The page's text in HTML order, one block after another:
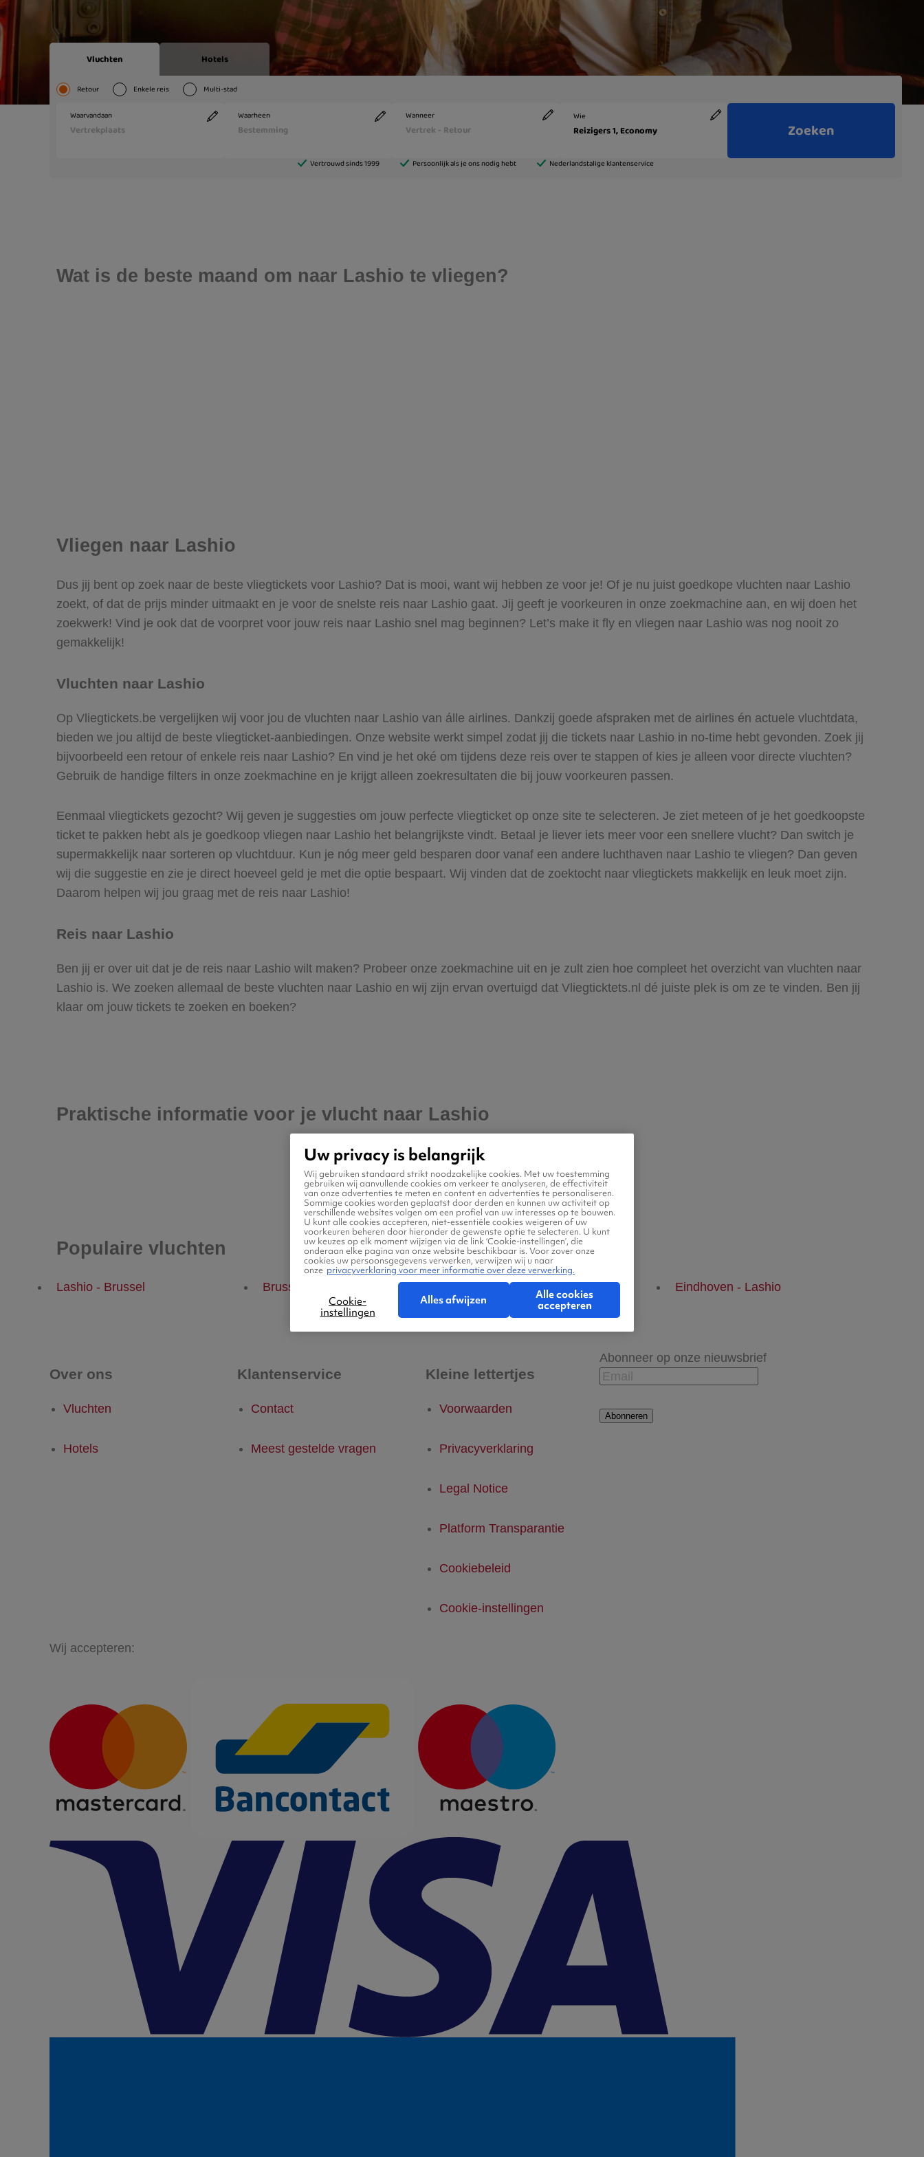
Wat is de beste maand om naar Lashio te vliegen?
Vliegen naar Lashio
Dus jij bent op zoek naar de beste vliegtickets voor Lashio? Dat is mooi, want wij hebben ze voor je! Of je nu juist goedkope vluchten naar Lashio
zoekt, of dat de prijs minder uitmaakt en je voor de snelste reis naar Lashio gaat. Jij geeft je voorkeuren in onze zoekmachine aan, en wij doen het
zoekwerk! Vind je ook dat de voorpret voor jouw reis naar Lashio snel mag beginnen? Let’s make it fly en vliegen naar Lashio was nog nooit zo
gemakkelijk!
Vluchten naar Lashio
Op Vliegtickets.be vergelijken wij voor jou de vluchten naar Lashio van álle airlines. Dankzij goede afspraken met de airlines én actuele vluchtdata,
bieden we jou altijd de beste vliegticket-aanbiedingen. Onze website werkt simpel zodat jij die tickets naar Lashio in no-time hebt gevonden. Zoek jij
bijvoorbeeld een retour of enkele reis naar Lashio? En vind je het oké om tijdens deze reis over te stappen of kies je alleen voor directe vluchten?
Gebruik de handige filters in onze zoekmachine en je krijgt alleen zoekresultaten die bij jouw voorkeuren passen.
Eenmaal vliegtickets gezocht? Wij geven je suggesties om jouw perfecte vliegticket op onze site te selecteren. Je ziet meteen of je het goedkoopste
ticket te pakken hebt als je goedkoop vliegen naar Lashio het belangrijkste vindt. Betaal je liever iets meer voor een snellere vlucht? Dan switch je
supermakkelijk naar sorteren op vluchtduur. Kun je nóg meer geld besparen door vanaf een andere luchthaven naar Lashio te vliegen? Dan geven
wij die suggestie en zie je direct hoeveel geld je met die optie bespaart. Wij vinden dat de zoektocht naar vliegtickets makkelijk en leuk moet zijn.
Daarom helpen wij jou graag met de reis naar Lashio!
Reis naar Lashio
Ben jij er over uit dat je de reis naar Lashio wilt maken? Probeer onze zoekmachine uit en je zult zien hoe compleet het overzicht van vluchten naar
Lashio is. We zoeken allemaal de beste vluchten naar Lashio en wij zijn ervan overtuigd dat Vliegticktets.nl dé juiste plek is om ze te vinden. Ben jij
klaar om jouw tickets te zoeken en boeken?
Praktische informatie voor je vlucht naar Lashio
Populaire vluchten
Lashio - Brussel Brussel - Lashio Lashio - Eindhoven Eindhoven - Lashio
Over ons
Vluchten
Hotels
Klantenservice
Contact
Meest gestelde vragen
Kleine lettertjes
Voorwaarden
Privacyverklaring
Legal Notice
Platform Transparantie
Cookiebeleid
Cookie-instellingen
Abonneer op onze nieuwsbrief
Abonneren
Wij accepteren:
Uw privacy is belangrijk
Wij gebruiken standaard strikt noodzakelijke cookies. Met uw toestemming
gebruiken wij aanvullende cookies om verkeer te analyseren, de effectiviteit
van onze advertenties te meten en content en advertenties te personaliseren.
Sommige cookies worden geplaatst door derden en kunnen uw activiteit op
verschillende websites volgen om een profiel van uw interesses op te bouwen.
U kunt alle cookies accepteren, niet-essentiële cookies weigeren of uw
voorkeuren beheren door hieronder de gewenste optie te selecteren. U kunt
uw keuzes op elk moment wijzigen via de link ‘Cookie-instellingen’, die
onderaan elke pagina van onze website beschikbaar is. Voor zover onze
cookies uw persoonsgegevens verwerken, verwijzen wij u naar
onze privacyverklaring voor meer informatie over deze verwerking.
Cookie-
instellingen
Alles afwijzen
Alle cookies
accepteren